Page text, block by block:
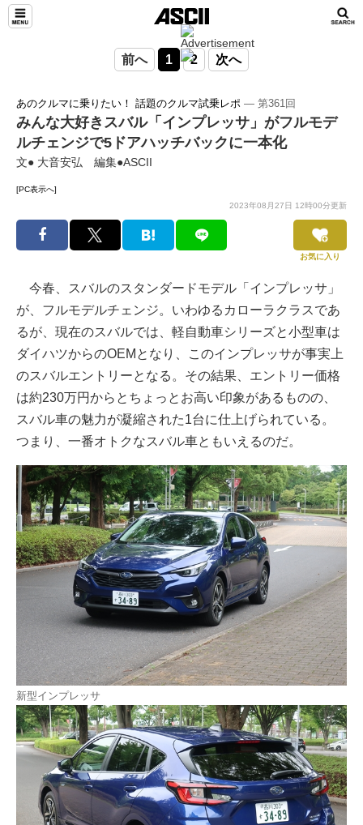
前へ 1 2 次へ
あのクルマに乗りたい！ 話題のクルマ試乗レポ ― 第361回
みんな大好きスバル「インプレッサ」がフルモデ
ルチェンジで5ドアハッチバックに一本化
文● 大音安弘 編集●ASCII
[PC表示へ]
2023年08月27日 12時00分更新
お気に入り
今春、スバルのスタンダードモデル「インプレッサ」
が、フルモデルチェンジ。いわゆるカローラクラスであ
るが、現在のスバルでは、軽自動車シリーズと小型車は
ダイハツからのOEMとなり、このインプレッサが事実上
のスバルエントリーとなる。その結果、エントリー価格
は約230万円からとちょっとお高い印象があるものの、
スバル車の魅力が凝縮された1台に仕上げられている。
つまり、一番オトクなスバル車ともいえるのだ。
新型インプレッサ